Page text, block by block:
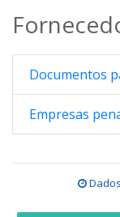
Documentos
Empresas